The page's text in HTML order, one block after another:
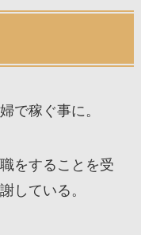
で稼ぐ事に。
をすることを受
している。